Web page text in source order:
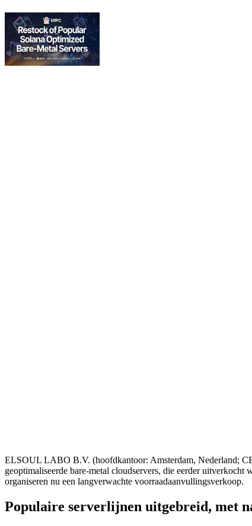
ELSOUL LABO B.V. (hoofdkantoor: Amsterdam, Nederland;
geoptimaliseerde bare-metal cloudservers, die eerder
organiseren nu een langverwachte voorraadaanvullingsverkoop.
Populaire serverlijnen uitgebreid, met